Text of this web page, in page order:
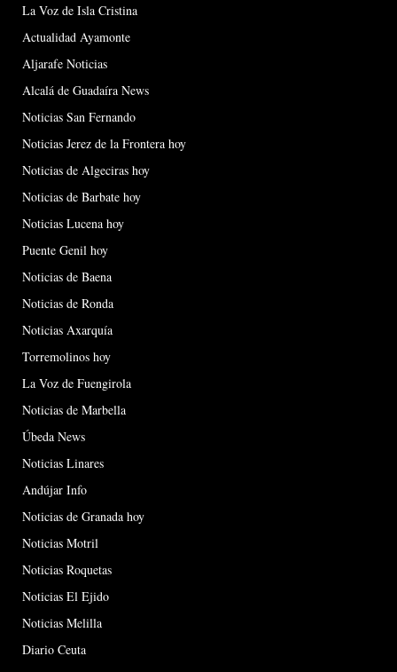
La Voz de Isla Cristina
Actualidad Ayamonte
Aljarafe Noticias
Alcalá de Guadaíra News
Noticias San Fernando
Noticias Jerez de la Frontera hoy
Noticias de Algeciras hoy
Noticias de Barbate hoy
Noticias Lucena hoy
Puente Genil hoy
Noticias de Baena
Noticias de Ronda
Noticias Axarquía
Torremolinos hoy
La Voz de Fuengirola
Noticias de Marbella
Úbeda News
Noticias Linares
Andújar Info
Noticias de Granada hoy
Noticias Motril
Noticias Roquetas
Noticias El Ejido
Noticias Melilla
Diario Ceuta